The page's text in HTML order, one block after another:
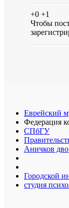
+0 +1
Чтобы
Еврейский
Федерация
СПбГУ
Аничков
Городской
студия